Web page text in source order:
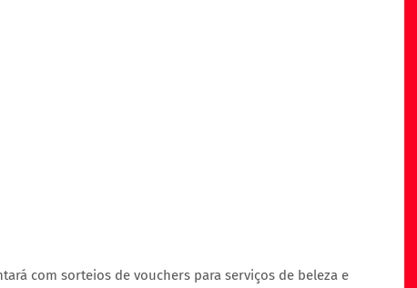
com sorteios de vouchers para serviços de beleza e